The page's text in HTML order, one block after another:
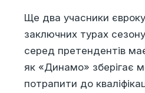
Ще два учасники
заключних турах
серед претендентів
як «Динамо» зберігає
потрапити до